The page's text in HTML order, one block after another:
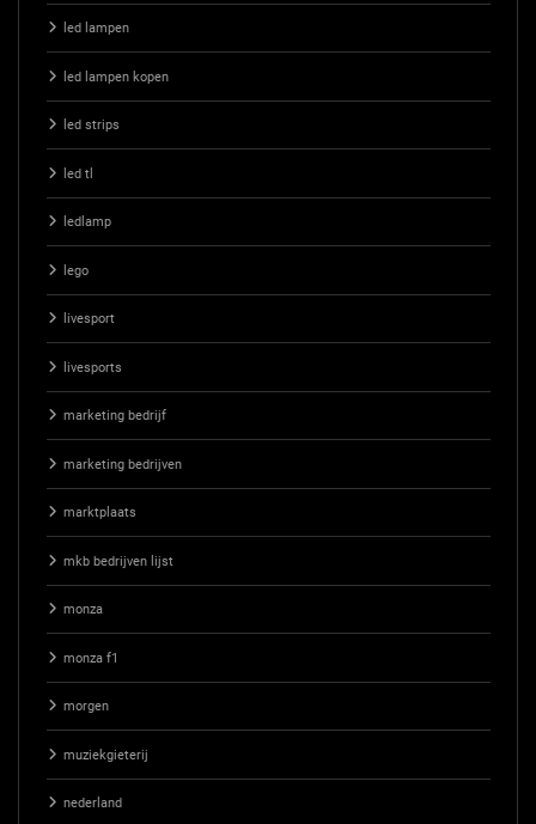
led lampen
led lampen kopen
led strips
led tl
ledlamp
lego
livesport
livesports
marketing bedrijf
marketing bedrijven
marktplaats
mkb bedrijven lijst
monza
monza f1
morgen
muziekgieterij
nederland